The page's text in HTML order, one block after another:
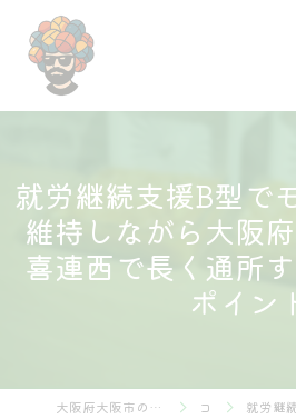
就労継続支援B型で
維持しながら大阪
喜連西で長く通所
ポイン
大阪府大阪市の就労継続支援B型なら株式会社あふろ コラム 就労継続支援B型でモチ